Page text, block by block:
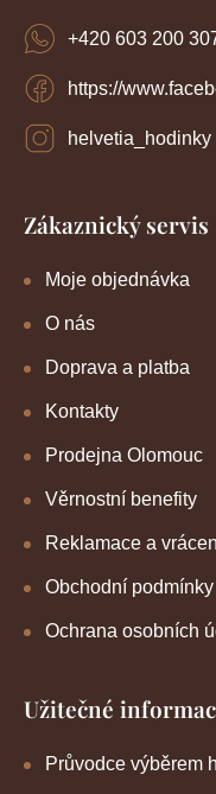
https://
helvetia_hodinky
+420 603 200
Zákaznický servis
Moje objednávka
O nás
Doprava a platba
Kontakty
Prodejna Olomouc
Věrnostní benefity
Reklamace a
Obchodní podmínky
Ochrana osobních
Užitečné
Průvodce výběrem